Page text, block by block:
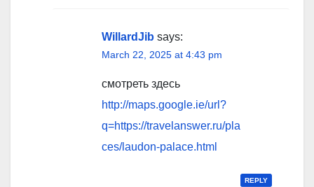
WillardJib says:
March 22, 2025 at 4:43 pm
смотреть здесь
http://maps.google.ie/url?
q=https://travelanswer.ru/pla
ces/laudon-palace.html
REPLY